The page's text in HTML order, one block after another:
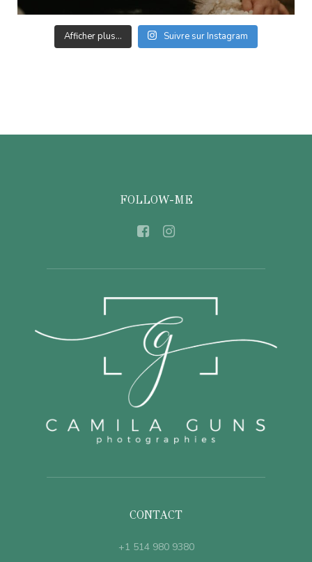
Afficher plus... Suivre sur Instagram
FOLLOW-ME
CONTACT
+1 514 980 9380